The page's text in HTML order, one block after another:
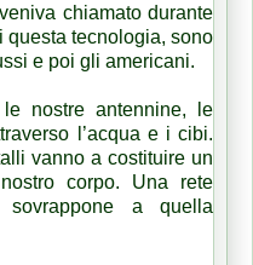
chiamato durante
questa tecnologia, sono
e poi gli americani.
nostre antennine, le
l’acqua e i cibi.
vanno a costituire un
corpo. Una rete
a quella